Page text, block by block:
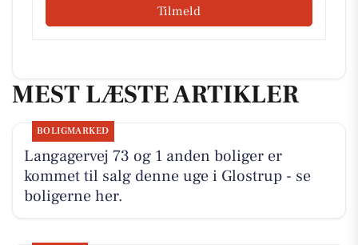
Tilmeld
MEST LÆSTE ARTIKLER
BOLIGMARKED
Langagervej 73 og 1 anden boliger er
kommet til salg denne uge i Glostrup - se
boligerne her.